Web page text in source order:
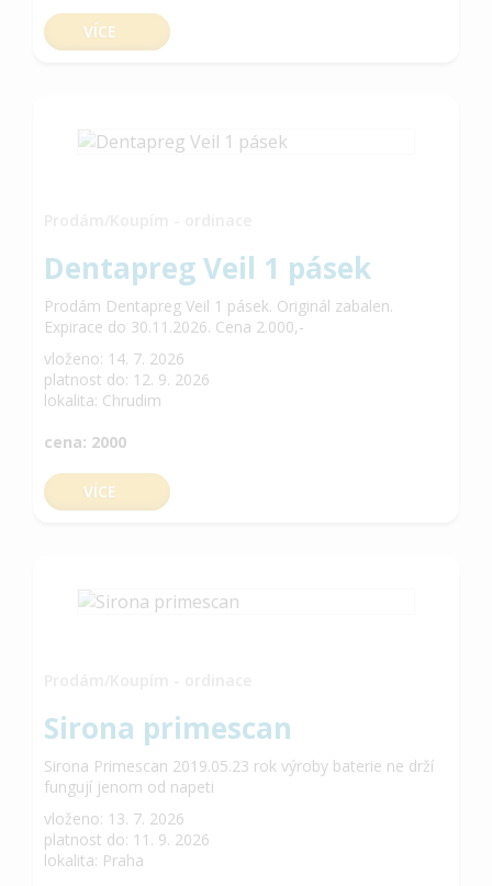
VÍCE
Dentapreg Veil 1 pásek
Prodám Dentapreg Veil 1 pásek. Originál zabalen.
Expirace do 30.11.2026. Cena 2.000,-
vloženo: 14. 7. 2026
platnost do: 12. 9. 2026
lokalita: Chrudim
cena: 2000
VÍCE
Sirona primescan
Sirona Primescan 2019.05.23 rok výroby baterie ne drží
fungují jenom od napeti
vloženo: 13. 7. 2026
platnost do: 11. 9. 2026
lokalita: Praha